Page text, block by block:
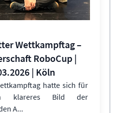
Wettkampftag –
RoboCup |
| Köln
hatte sich für
klareres Bild der
A...